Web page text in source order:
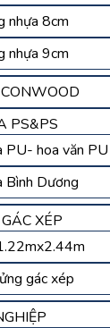
nhựa 8cm
nhựa 9cm
PS&PS
PU- hoa văn PU
Bình Dương
XÉP
gác xép